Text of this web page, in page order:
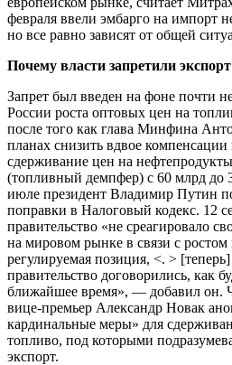
февраля ввели эмбарго на импорт
но все равно зависят от общей
Почему власти запретили
Запрет был введен на фоне почти
России роста оптовых цен на
после того как глава Минфина
планах снизить вдвое
сдерживание цен на
(топливный демпфер) с 60 млрд до
июле президент Владимир Путин
поправки в Налоговый кодекс. 12
правительство «не среагировало
на мировом рынке в связи с
регулируемая позиция, <. >
правительство договорились, как
ближайшее время», — добавил он.
вице-премьер Александр Новак
кардинальные меры» для
топливо, под которыми
экспорт.